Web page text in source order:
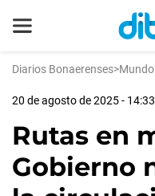
Diarios Bonaerenses>
20 de agosto de 2025 - 14:33
Rutas en
Gobierno